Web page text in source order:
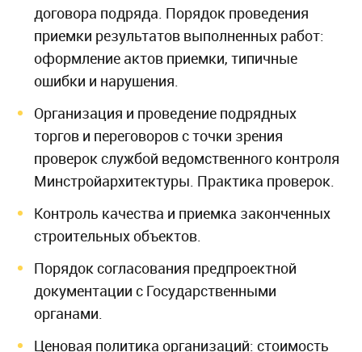
договора подряда. Порядок проведения
приемки результатов выполненных работ:
оформление актов приемки, типичные
ошибки и нарушения.
Организация и проведение подрядных
торгов и переговоров с точки зрения
проверок службой ведомственного контроля
Минстройархитектуры. Практика проверок.
Контроль качества и приемка законченных
строительных объектов.
Порядок согласования предпроектной
документации с Государственными
органами.
Ценовая политика организаций: стоимость